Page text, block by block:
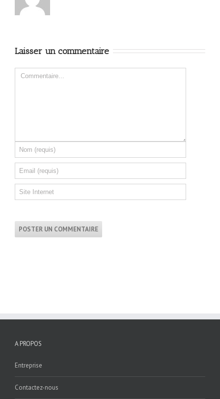
Laisser un commentaire
A PROPOS
Entreprise
Contactez-nous